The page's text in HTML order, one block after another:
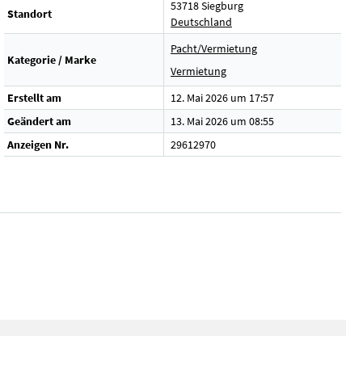
Standort
53718 Siegburg
Deutschland
Kategorie / Marke
Pacht/Vermietung
Vermietung
Erstellt am
12. Mai 2026 um 17:57
Geändert am
13. Mai 2026 um 08:55
Anzeigen Nr.
29612970